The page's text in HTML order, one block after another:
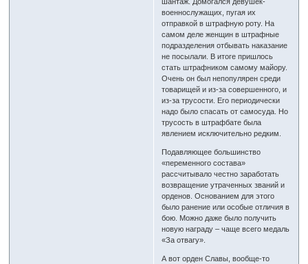
военнослужащих, пугая их
отправкой в штрафную роту. На
самом деле женщин в штрафные
подразделения отбывать наказание
не посылали. В итоге пришлось
стать штрафником самому майору.
Очень он был непопулярен среди
товарищей и из-за совершенного, и
из-за трусости. Его периодически
надо было спасать от самосуда. Но
трусость в штрафбате была
явлением исключительно редким.
Подавляющее большинство
«переменного состава»
рассчитывало честно заработать
возвращение утраченных званий и
орденов. Основанием для этого
было ранение или особые отличия в
бою. Можно даже было получить
новую награду – чаще всего медаль
«За отвагу».
А вот орден Славы, вообще-то